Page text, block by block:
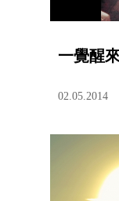
一覺醒
02.05.2014